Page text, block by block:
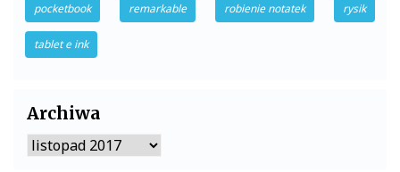
pocketbook remarkable robienie notatek rysik
tablet e ink
Archiwa
Archiwa